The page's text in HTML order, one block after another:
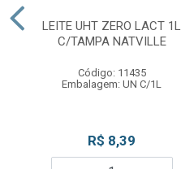
LEITE UHT ZERO LACT 1L
C/TAMPA NATVILLE
Código: 11435
Embalagem: UN C/1L
R$ 8,39